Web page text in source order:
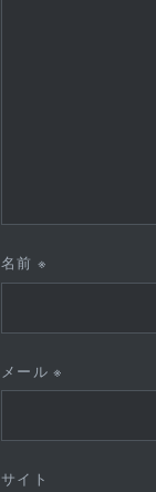
名前 ※
メール※
サイト